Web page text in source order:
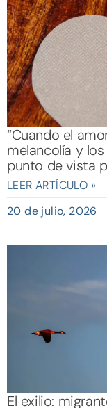
“Cuando el
melancolía y
punto de vista
LEER ARTÍCULO »
20 de julio, 2026
El exilio: